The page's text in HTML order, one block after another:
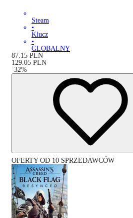
Steam
•
Klucz
•
GLOBALNY
87.15 PLN
129.05 PLN
-32%
OFERTY OD 10 SPRZEDAWCÓW